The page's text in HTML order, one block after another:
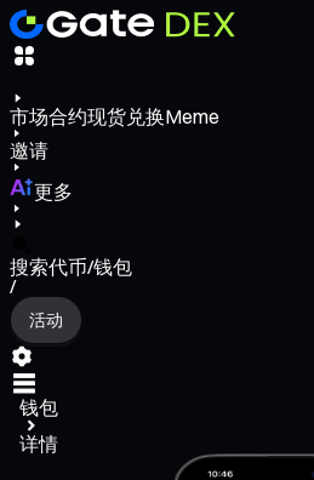
市场合约现货兑换Meme
邀请
更多
搜索代币/钱包
/
活动
钱包
详情